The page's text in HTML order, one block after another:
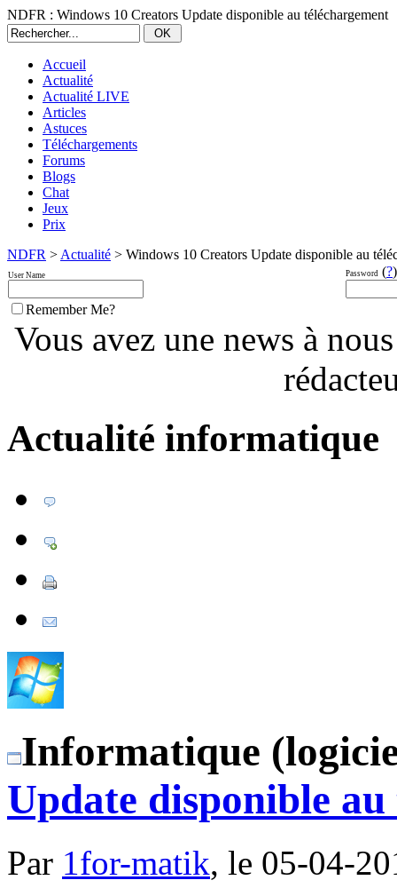
NDFR : Windows 10 Creators Update disponible au téléchargement
Accueil
Actualité
Actualité LIVE
Articles
Astuces
Téléchargements
Forums
Blogs
Chat
Jeux
Prix
NDFR > Actualité > Windows 10 Creators Update disponible au
User Name Password (?)
Remember Me?
Vous avez une news à
Actualité informatique
Informatique
Update disponible
Par 1for-matik, le 05-04-